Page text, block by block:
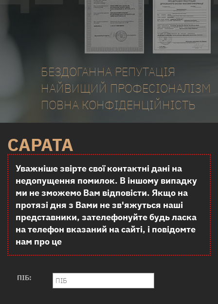
БЕЗДОГАННА РЕПУТАЦІЯ
НАЙВИЩИЙ ПРОФЕСІОНАЛІЗМ
ПОВНА КОНФІДЕНЦІЙНІСТЬ
САРАТА
Уважніше звірте свої контактні дані на
недопущення помилок. В іншому випадку
ми не зможемо Вам відповісти. Якщо на
протязі дня з Вами не зв'яжуться наші
представники, зателефонуйте будь ласка
на телефон вказаний на сайті, і повідомте
нам про це
ПІБ: